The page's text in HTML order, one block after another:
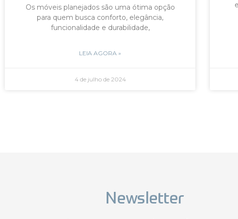
Os móveis planejados são uma ótima opção
para quem busca conforto, elegância,
funcionalidade e durabilidade,
LEIA AGORA »
4 de julho de 2024
Newsletter